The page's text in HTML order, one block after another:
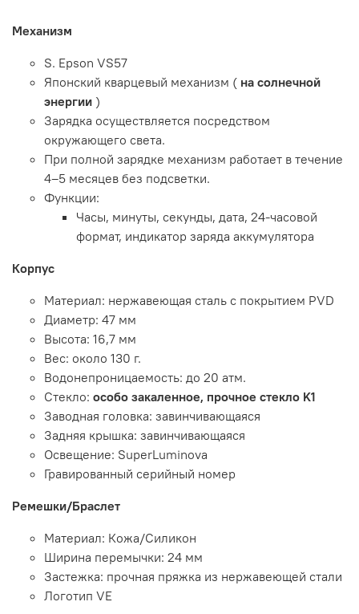
Механизм
S. Epson VS57
Японский кварцевый механизм ( на солнечной
энергии )
Зарядка осуществляется посредством
окружающего света.
При полной зарядке механизм работает в течение
4–5 месяцев без подсветки.
Функции:
Часы, минуты, секунды, дата, 24-часовой
формат, индикатор заряда аккумулятора
Корпус
Материал: нержавеющая сталь с покрытием PVD
Диаметр: 47 мм
Высота: 16,7 мм
Вес: около 130 г.
Водонепроницаемость: до 20 атм.
Стекло: особо закаленное, прочное стекло K1
Заводная головка: завинчивающаяся
Задняя крышка: завинчивающаяся
Освещение: SuperLuminova
Гравированный серийный номер
Ремешки/Браслет
Материал: Кожа/Силикон
Ширина перемычки: 24 мм
Застежка: прочная пряжка из нержавеющей стали
Логотип VE